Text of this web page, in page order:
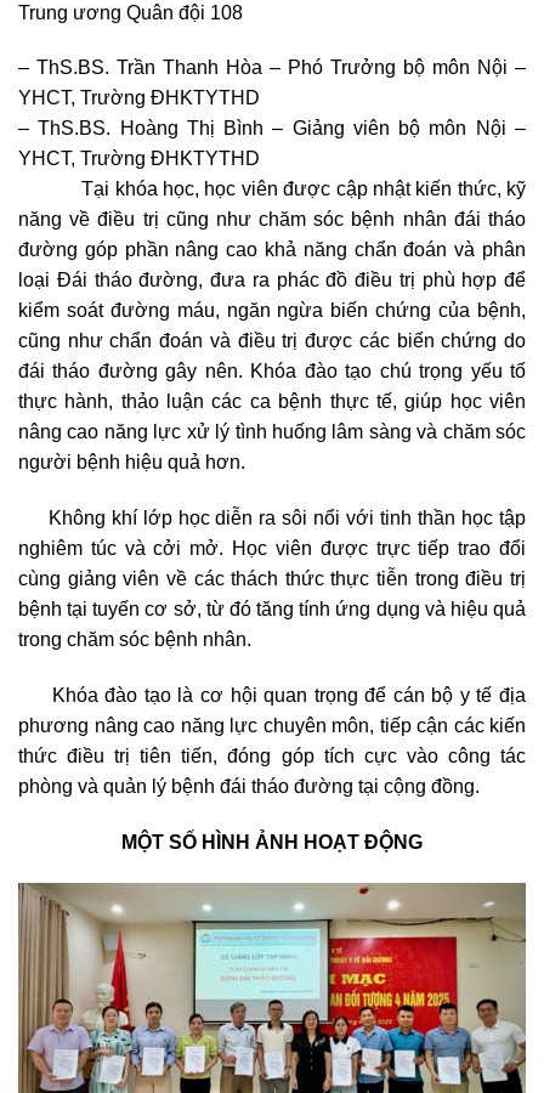
Trung ương Quân đội 108
– ThS.BS. Trần Thanh Hòa – Phó Trưởng bộ môn Nội –
YHCT, Trường ĐHKTYTHD
– ThS.BS. Hoàng Thị Bình – Giảng viên bộ môn Nội –
YHCT, Trường ĐHKTYTHD
Tại khóa học, học viên được cập nhật kiến thức, kỹ
năng về điều trị cũng như chăm sóc bệnh nhân đái tháo
đường góp phần nâng cao khả năng chẩn đoán và phân
loại Đái tháo đường, đưa ra phác đồ điều trị phù hợp để
kiểm soát đường máu, ngăn ngừa biến chứng của bệnh,
cũng như chẩn đoán và điều trị được các biến chứng do
đái tháo đường gây nên. Khóa đào tạo chú trọng yếu tố
thực hành, thảo luận các ca bệnh thực tế, giúp học viên
nâng cao năng lực xử lý tình huống lâm sàng và chăm sóc
người bệnh hiệu quả hơn.
Không khí lớp học diễn ra sôi nổi với tinh thần học tập
nghiêm túc và cởi mở. Học viên được trực tiếp trao đổi
cùng giảng viên về các thách thức thực tiễn trong điều trị
bệnh tại tuyến cơ sở, từ đó tăng tính ứng dụng và hiệu quả
trong chăm sóc bệnh nhân.
Khóa đào tạo là cơ hội quan trọng để cán bộ y tế địa
phương nâng cao năng lực chuyên môn, tiếp cận các kiến
thức điều trị tiên tiến, đóng góp tích cực vào công tác
phòng và quản lý bệnh đái tháo đường tại cộng đồng.
MỘT SỐ HÌNH ẢNH HOẠT ĐỘNG